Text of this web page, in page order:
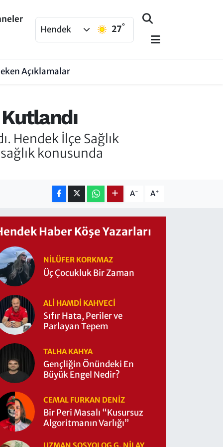
Hendek 27°
Açıklamalar
Hendek İlçe Sağlık
konusunda
A- A+
Haber Köşe Yazarları
NILÜFER KORKMAZ
Üç Çocukluk Bir Zaman
ALI HAMDI KAHVECİ
Sıfır Hata, Periler ve
Parlayan Tepem
TALHA KAHYA
Gençliğin Önündeki En
Büyük Engel Nedir?
CEMAL FURKAN DENİZ
Bir Peri Masalı “Kusursuz
Algoritmanın Varlığı”